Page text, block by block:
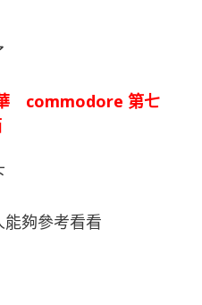
commodore 第七
夠參考看看